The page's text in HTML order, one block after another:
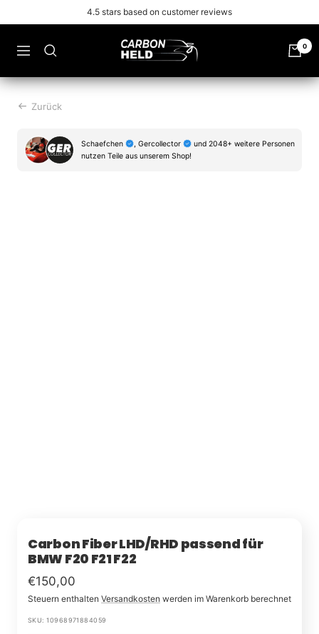
Inhalt
Free shipping from 99€
Navigation
Carbonheld 0
Zurück
Schaefchen , Gercollector
und 2048+ weitere Personen
nutzen Teile aus unserem Shop!
Carbon Fiber LHD/RHD passend für
BMW F20 F21 F22
Im
Rabatt
€150,00
Steuern enthalten Versandkosten werden im Warenkorb berechnet
SKU:10968971884059